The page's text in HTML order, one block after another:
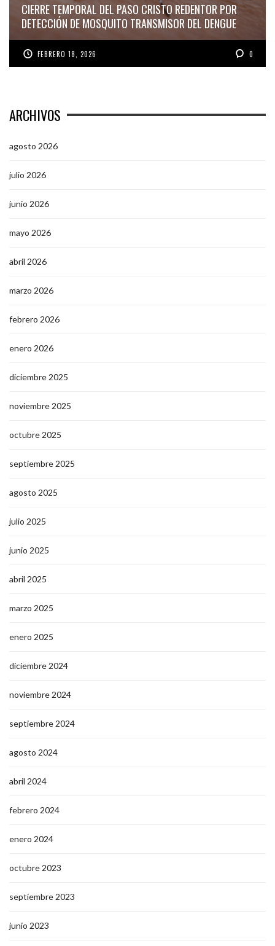
CIERRE TEMPORAL DEL PASO CRISTO REDENTOR POR
DETECCIÓN DE MOSQUITO TRANSMISOR DEL DENGUE
FEBRERO 18, 2026 0
ARCHIVOS
agosto 2026
julio 2026
junio 2026
mayo 2026
abril 2026
marzo 2026
febrero 2026
enero 2026
diciembre 2025
noviembre 2025
octubre 2025
septiembre 2025
agosto 2025
julio 2025
junio 2025
abril 2025
marzo 2025
enero 2025
diciembre 2024
noviembre 2024
septiembre 2024
agosto 2024
abril 2024
febrero 2024
enero 2024
octubre 2023
septiembre 2023
junio 2023